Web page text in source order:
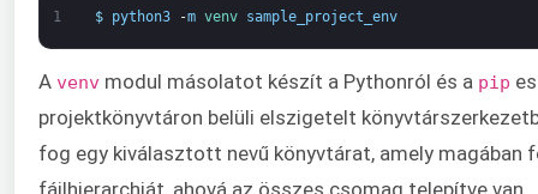
1 $ python3 -m venv sample_project_env
A venv modul másolatot készít a Pythonról és a pip
projektkönyvtáron belüli elszigetelt
fog egy kiválasztott nevű könyvtárat, amely magában